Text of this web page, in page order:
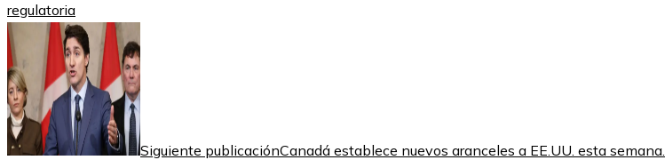
regulatoria
Siguiente publicaciónCanadá establece nuevos aranceles a EE.UU. esta semana.